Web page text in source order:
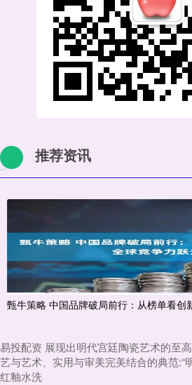
推荐资讯
甄牛策略 中国品牌破局前行：从榜单看创
易投配资 展现出明代宫廷陶瓷艺术的至
艺与艺术、实用与审美完美结合的典范:“
红釉水洗